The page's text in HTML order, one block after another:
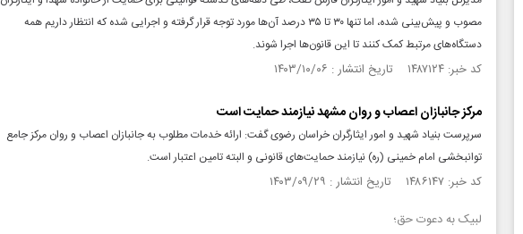
مصوب و پیش‌بینی شده، اما تنها ۳۰ تا ۳۵ درصد آن‌ها مورد توجه قرار گرفته و اجرایی شده که انتظار داریم همه
دستگاه‌های مرتبط کمک کنند تا این قانون‌ها اجرا شوند.
کد خبر: ۱۴۸۷۱۲۴ تاریخ انتشار : ۱۴۰۳/۱۰/۰۶
مرکز جانبازان اعصاب و روان مشهد نیازمند حمایت است
سرپرست بنیاد شهید و امور ایثارگران خراسان رضوی گفت: ارائه خدمات مطلوب به جانبازان اعصاب و روان مرکز جامع
توانبخشی امام خمینی (ره) نیازمند حمایت‌های قانونی و البته تامین اعتبار است.
کد خبر: ۱۴۸۶۱۴۷ تاریخ انتشار : ۱۴۰۳/۰۹/۲۹
لبیک به دعوت حق؛